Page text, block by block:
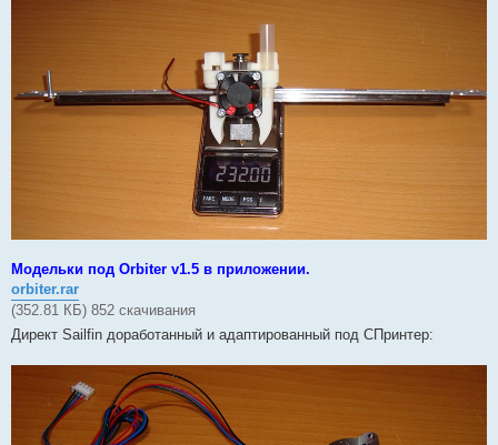
Модельки под Orbiter v1.5 в приложении.
orbiter.rar
(352.81 КБ) 852 скачивания
Директ Sailfin доработанный и адаптированный под СПринтер: